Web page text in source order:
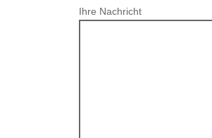
Ihre Nachricht